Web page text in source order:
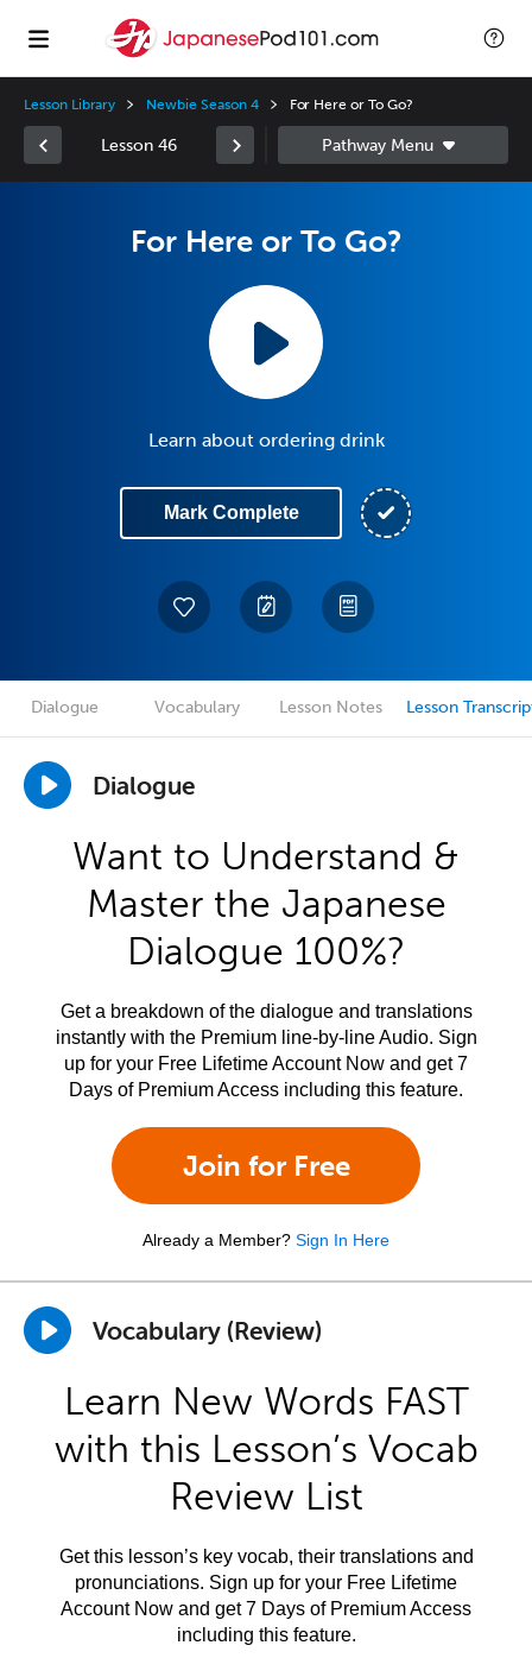
Lesson Library Newbie Season 4 For Here or To Go?
Lesson 46
For Here or To Go?
Learn about ordering drink
Mark Complete
Dialogue Vocabulary Lesson Notes Lesson
Dialogue
Want to Understand &
Master the Japanese
Dialogue 100%?
Get a breakdown of the dialogue and translations
instantly with the Premium line-by-line Audio. Sign
up for your Free Lifetime Account Now and get 7
Days of Premium Access including this feature.
Join for Free
Already a Member? Sign In Here
Vocabulary (Review)
Learn New Words FAST
with this Lesson’s Vocab
Review List
Get this lesson’s key vocab, their translations and
pronunciations. Sign up for your Free Lifetime
Account Now and get 7 Days of Premium Access
including this feature.